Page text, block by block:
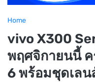
Home
vivo X300
พฤศจิกายนนี้ ค
6 พร้อมชุดเลน